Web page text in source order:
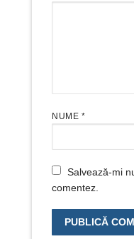
NUME *
Salvează-mi
comentez.